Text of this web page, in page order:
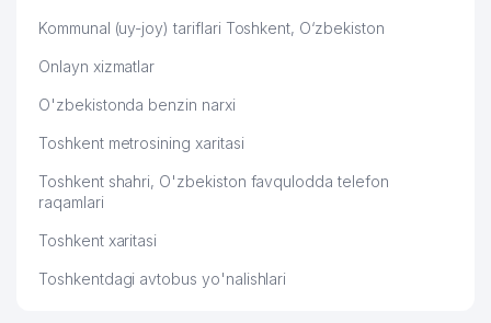
Kommunal (uy-joy) tariflari Toshkent, O‘zbekiston
Onlayn xizmatlar
O'zbekistonda benzin narxi
Toshkent metrosining xaritasi
Toshkent shahri, O'zbekiston favqulodda telefon
raqamlari
Toshkent xaritasi
Toshkentdagi avtobus yo'nalishlari